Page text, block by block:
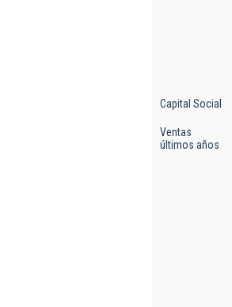
Capital Social
Ventas
últimos años